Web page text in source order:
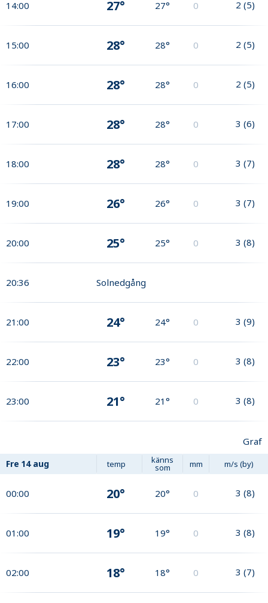
14:00 27° 27° 0 2 (5)
15:00 28° 28° 0 2 (5)
16:00 28° 28° 0 2 (5)
17:00 28° 28° 0 3 (6)
18:00 28° 28° 0 3 (7)
19:00 26° 26° 0 3 (7)
20:00 25° 25° 0 3 (8)
20:36 Solnedgång
21:00 24° 24° 0 3 (9)
22:00 23° 23° 0 3 (8)
23:00 21° 21° 0 3 (8)
Graf
Fre 14 aug temp känns
som mm m/s (by)
00:00 20° 20° 0 3 (8)
01:00 19° 19° 0 3 (8)
02:00 18° 18° 0 3 (7)